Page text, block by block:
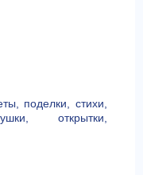
поделки, стихи,
открытки,